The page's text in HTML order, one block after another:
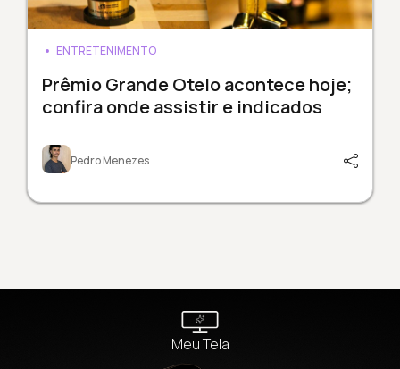
ENTRETENIMENTO
Prêmio Grande Otelo acontece hoje;
confira onde assistir e indicados
Pedro Menezes
Meu Tela